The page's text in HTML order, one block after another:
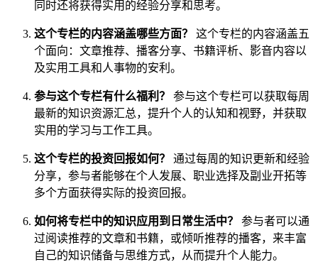
同时还将获得实用的经验分享和思考。
这个专栏的内容涵盖哪些方面？
这个专栏的内容涵盖五
个面向：文章推荐、播客分享、书籍评析、影音内容以
及实用工具和人事物的安利。
参与这个专栏有什么福利？
参与这个专栏可以获取每周
最新的知识资源汇总，提升个人的认知和视野，并获取
实用的学习与工作工具。
这个专栏的投资回报如何？
通过每周的知识更新和经验
分享，参与者能够在个人发展、职业选择及副业开拓等
多个方面获得实际的投资回报。
如何将专栏中的知识应用到日常生活中？
参与者可以通
过阅读推荐的文章和书籍，或倾听推荐的播客，来丰富
自己的知识储备与思维方式，从而提升个人能力。